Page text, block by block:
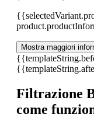
Mostra maggiori
Filtrazione
come